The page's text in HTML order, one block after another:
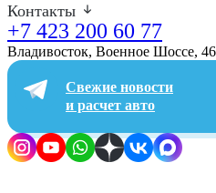
Контакты
+7 423 200 60 77
Владивосток, Военное Шоссе,
Свежие новости
и расчет авто